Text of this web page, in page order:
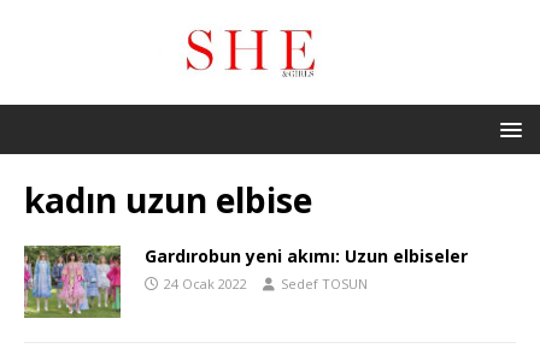
kadın uzun elbise
Gardırobun yeni akımı: Uzun elbiseler
24 Ocak 2022 Sedef TOSUN